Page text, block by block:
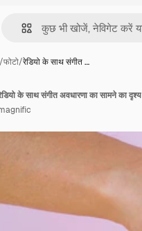
/फोटो/रेडियो के साथ संगीत …
के साथ संगीत अवधारणा का सामने का दृश्य